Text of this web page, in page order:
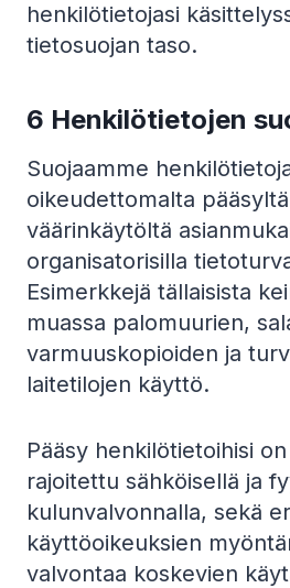
henkilötietojasi
tietosuojan taso.
6 Henkilötietojen
Suojaamme
oikeudettomalta
väärinkäytöltä
organisatorisilla
Esimerkkejä tällaisista
muassa palomuurien,
varmuuskopioiden ja
laitetilojen käyttö.
Pääsy henkilötietoihisi
rajoitettu sähköisellä ja
kulunvalvonnalla, sekä
käyttöoikeuksien
valvontaa koskevien